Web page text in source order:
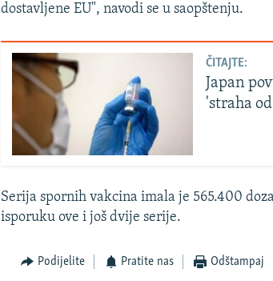
dostavljene EU", navodi se u saopštenju.
ČITAJTE:
Japan
'straha
Serija spornih vakcina imala je 565.400
isporuku ove i još dvije serije.
Podijelite Pratite nas Odštampaj